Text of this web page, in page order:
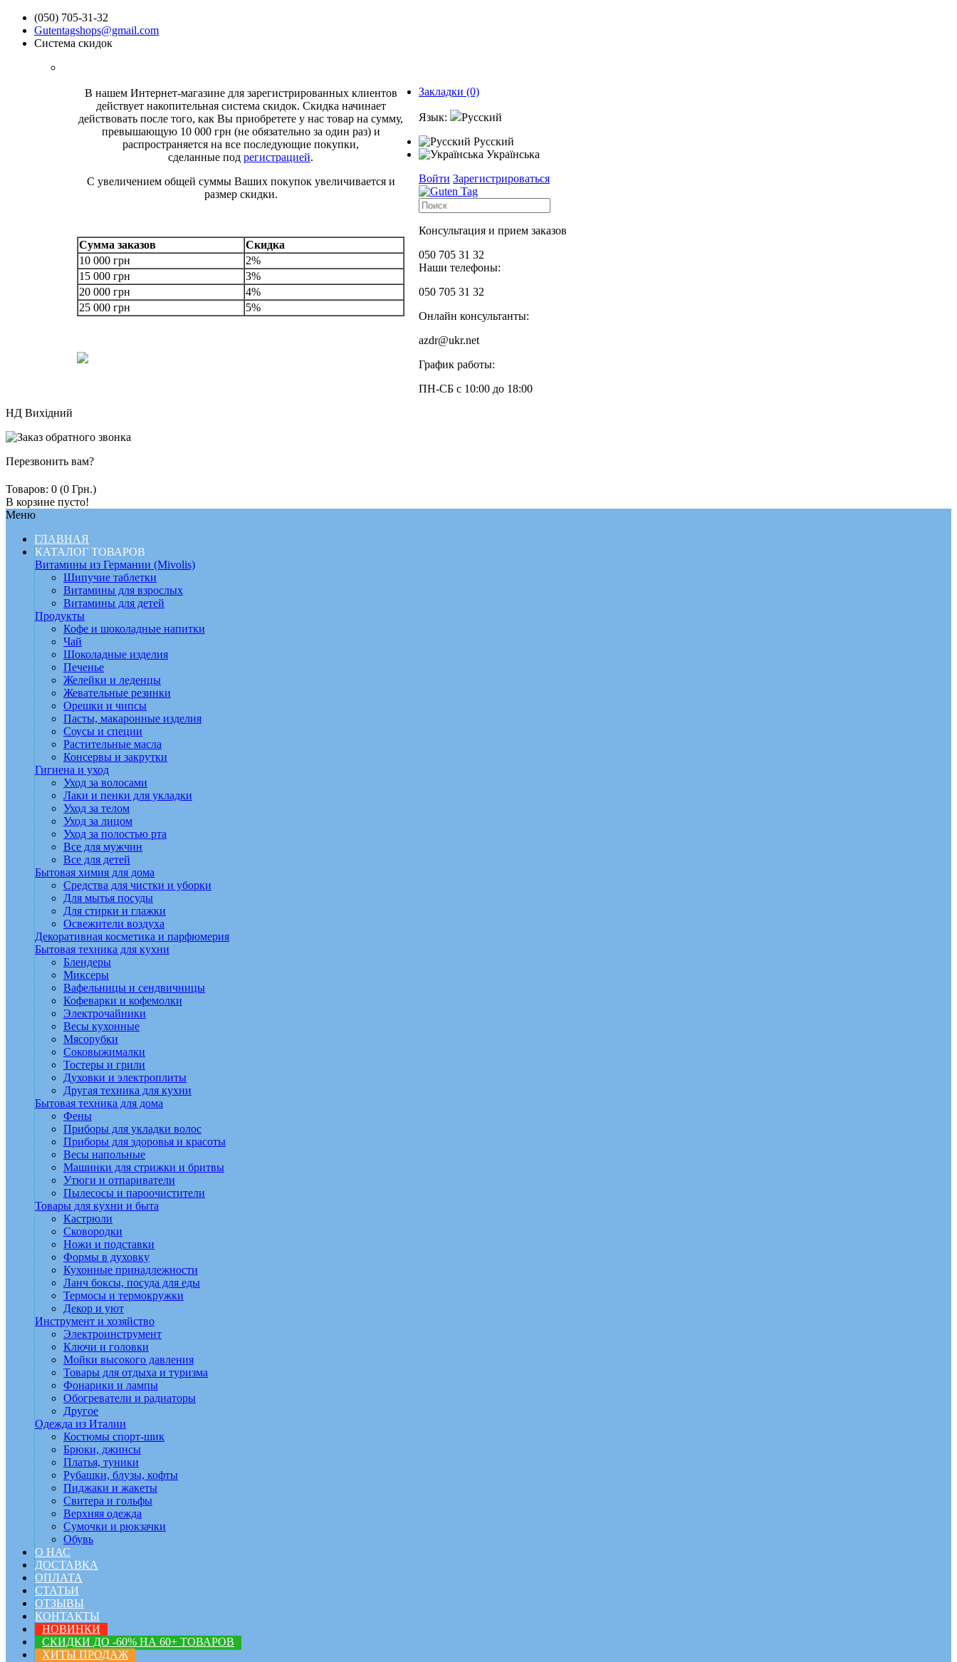
(050) 705-31-32
Gutentagshops@gmail.com
Система скидок
В нашем Интернет-магазине для зарегистрированных клиентов
действует накопительная система скидок. Скидка начинает
действовать после того, как Вы приобретете у нас товар на сумму,
превышающую 10 000 грн (не обязательно за один раз) и
распространяется на все последующие покупки,
сделанные под регистрацией.
С увеличением общей суммы Ваших покупок увеличивается и
размер скидки.
Сумма заказов
Скидка
10 000 грн
2%
15 000 грн
3%
20 000 грн
4%
25 000 грн
5%
Закладки (0)
Язык:
Русский
Русский
Українська
Войти Зарегистрироваться
Консультация и прием заказов
050 705 31 32
Наши телефоны:
050 705 31 32
Онлайн консультанты:
azdr@ukr.net
График работы:
ПН-СБ с 10:00 до 18:00
НД Вихідний
Перезвонить вам?
Товаров: 0 (0 Грн.)
В корзине пусто!
Меню
ГЛАВНАЯ
КАТАЛОГ ТОВАРОВ
Витамины из Германии (Mivolis)
Шипучие таблетки
Витамины для взрослых
Витамины для детей
Продукты
Кофе и шоколадные напитки
Чай
Шоколадные изделия
Печенье
Желейки и леденцы
Жевательные резинки
Орешки и чипсы
Пасты, макаронные изделия
Соусы и специи
Растительные масла
Консервы и закрутки
Гигиена и уход
Уход за волосами
Лаки и пенки для укладки
Уход за телом
Уход за лицом
Уход за полостью рта
Все для мужчин
Все для детей
Бытовая химия для дома
Средства для чистки и уборки
Для мытья посуды
Для стирки и глажки
Освежители воздуха
Декоративная косметика и парфюмерия
Бытовая техника для кухни
Блендеры
Миксеры
Вафельницы и сендвичницы
Кофеварки и кофемолки
Электрочайники
Весы кухонные
Мясорубки
Соковыжималки
Тостеры и грили
Духовки и электроплиты
Другая техника для кухни
Бытовая техника для дома
Фены
Приборы для укладки волос
Приборы для здоровья и красоты
Весы напольные
Машинки для стрижки и бритвы
Утюги и отпариватели
Пылесосы и пароочистители
Товары для кухни и быта
Кастрюли
Сковородки
Ножи и подставки
Формы в духовку
Кухонные принадлежности
Ланч боксы, посуда для еды
Термосы и термокружки
Декор и уют
Инструмент и хозяйство
Электроинструмент
Ключи и головки
Мойки высокого давления
Товары для отдыха и туризма
Фонарики и лампы
Обогреватели и радиаторы
Другое
Одежда из Италии
Костюмы спорт-шик
Брюки, джинсы
Платья, туники
Рубашки, блузы, кофты
Пиджаки и жакеты
Свитера и гольфы
Верхняя одежда
Сумочки и рюкзачки
Обувь
О НАС
ДОСТАВКА
ОПЛАТА
СТАТЬИ
ОТЗЫВЫ
КОНТАКТЫ
НОВИНКИ
СКИДКИ ДО -60% НА 60+ ТОВАРОВ
ХИТЫ ПРОДАЖ